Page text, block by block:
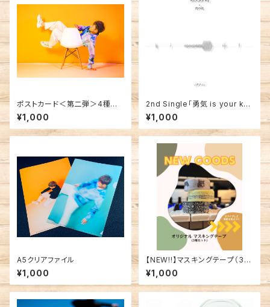
ポストカード＜第二弾＞4種類
セット
¥1,000
2nd Single「勇気 is your ke
y/雨の歌」
¥1,000
A5クリアファイル
¥1,000
【NEW!!】マスキングテープ（3種
セット）
¥1,000